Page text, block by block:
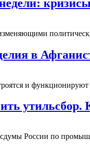
в
и
утильсбор.
России по